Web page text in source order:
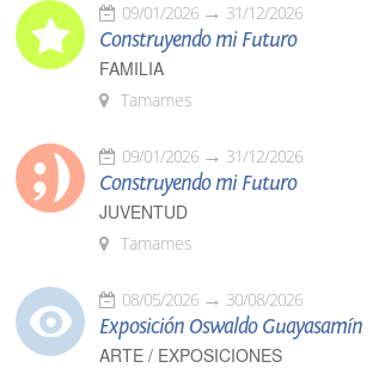
09/01/2026 31/12/2026
Construyendo mi Futuro
FAMILIA
Tamames
09/01/2026 31/12/2026
Construyendo mi Futuro
JUVENTUD
Tamames
08/05/2026 30/08/2026
Exposición Oswaldo Guayasamín
ARTE / EXPOSICIONES